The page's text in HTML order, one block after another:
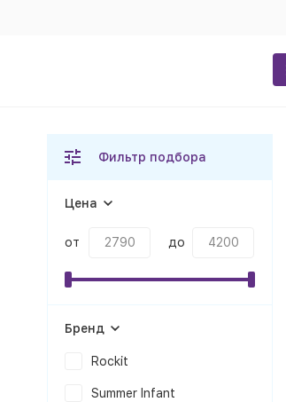
Фильтр подбора
Цена
от до
Бренд
Rockit
Summer Infant